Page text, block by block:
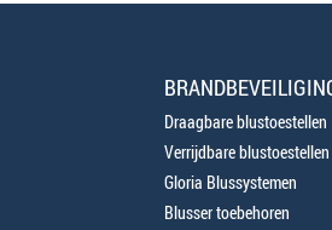
Draagbare blustoestellen
Verrijdbare blustoestellen
Gloria Blussystemen
Blusser toebehoren